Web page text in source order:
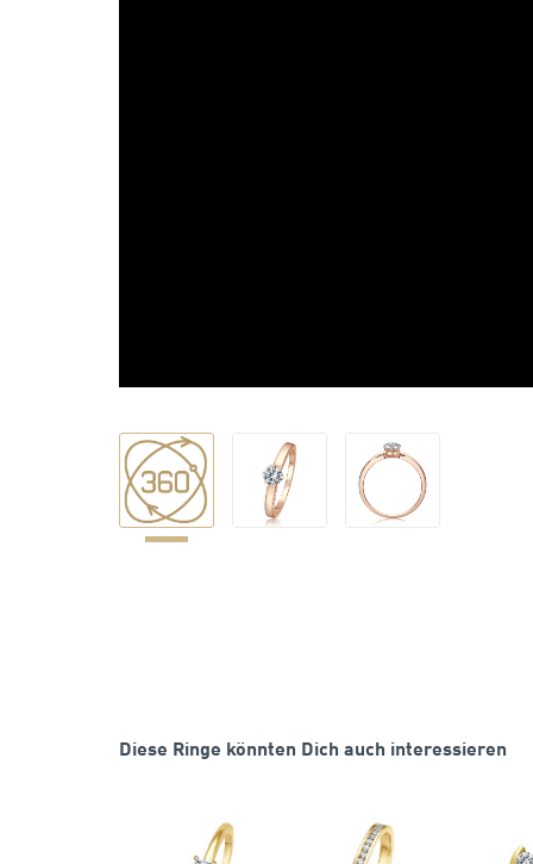
Diese Ringe könnten Dich auch interessieren